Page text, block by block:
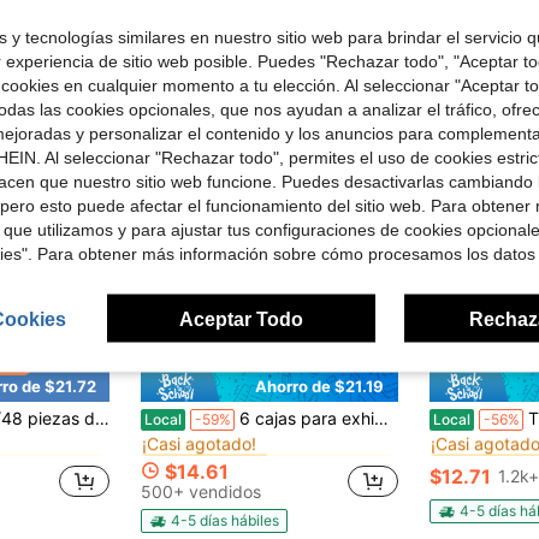
de $21.72
7 oz, vasos reutilizables de plástico verde vintage, cristalería de champán vintage irrompible para bodas, recepciones, grandes eventos y fiestas.
en Envío rápido Copas de champán y copas de cóctel
en Envío rápido Copas de champán y copas de cóctel
Ahorro de $21.19
Local -59% 6 cajas para exhibición como elevadores y soportes para buffet, elevadores de alimentos para fiestas, mesas, soportes, incluyendo 8", 7", 6", 5", 4", 3"
#1 Más vendidos en Envío rápido Soportes
¡Casi agotado!
#1 Más vendidos
¡Casi agotado!
#1 Más vendidos
¡Casi agotado!
#1 Más vendidos en Envío rápido Soportes
¡Casi agotado!
$14.61
500+ vendidos
4-5 días hábiles
Local -56% TUMATICLY
#1 Más
¡Casi
#1 Más
¡Casi agotado!
#1 Más
¡Casi agotado!
#1 Más
¡Casi
$12.71
4-5 días
y tecnologías similares en nuestro sitio web para brindar el servicio
de sitio web posible. Puedes "Rechazar todo", "Aceptar
en cualquier momento a tu elección. Al seleccionar "Aceptar
las cookies opcionales, que nos ayudan a analizar el tráfico,
y personalizar el contenido y los anuncios para
Al seleccionar "Rechazar todo", permites el uso de cookies
que nuestro sitio web funcione. Puedes desactivarlas cambiando
esto puede afectar el funcionamiento del sitio web. Para obtener
utilizamos y para ajustar tus configuraciones de cookies
Para obtener más información sobre cómo procesamos los datos
Aceptar Todo